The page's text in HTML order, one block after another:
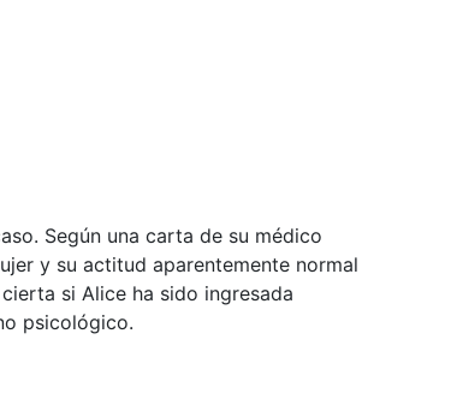
Según una carta de su médico
y su actitud aparentemente normal
si Alice ha sido ingresada
psicológico.